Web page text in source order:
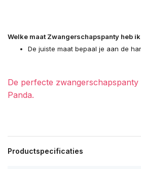
Welke maat Zwangerschapspanty heb
De juiste maat bepaal je aan de
De perfecte
Panda.
Productspecificaties